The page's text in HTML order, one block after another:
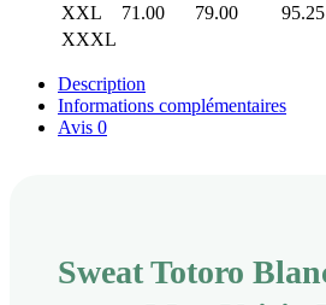
XXL
71.00 79.00
95.25
XXXL
Description
Informations complémentaires
Avis 0
Sweat Totoro